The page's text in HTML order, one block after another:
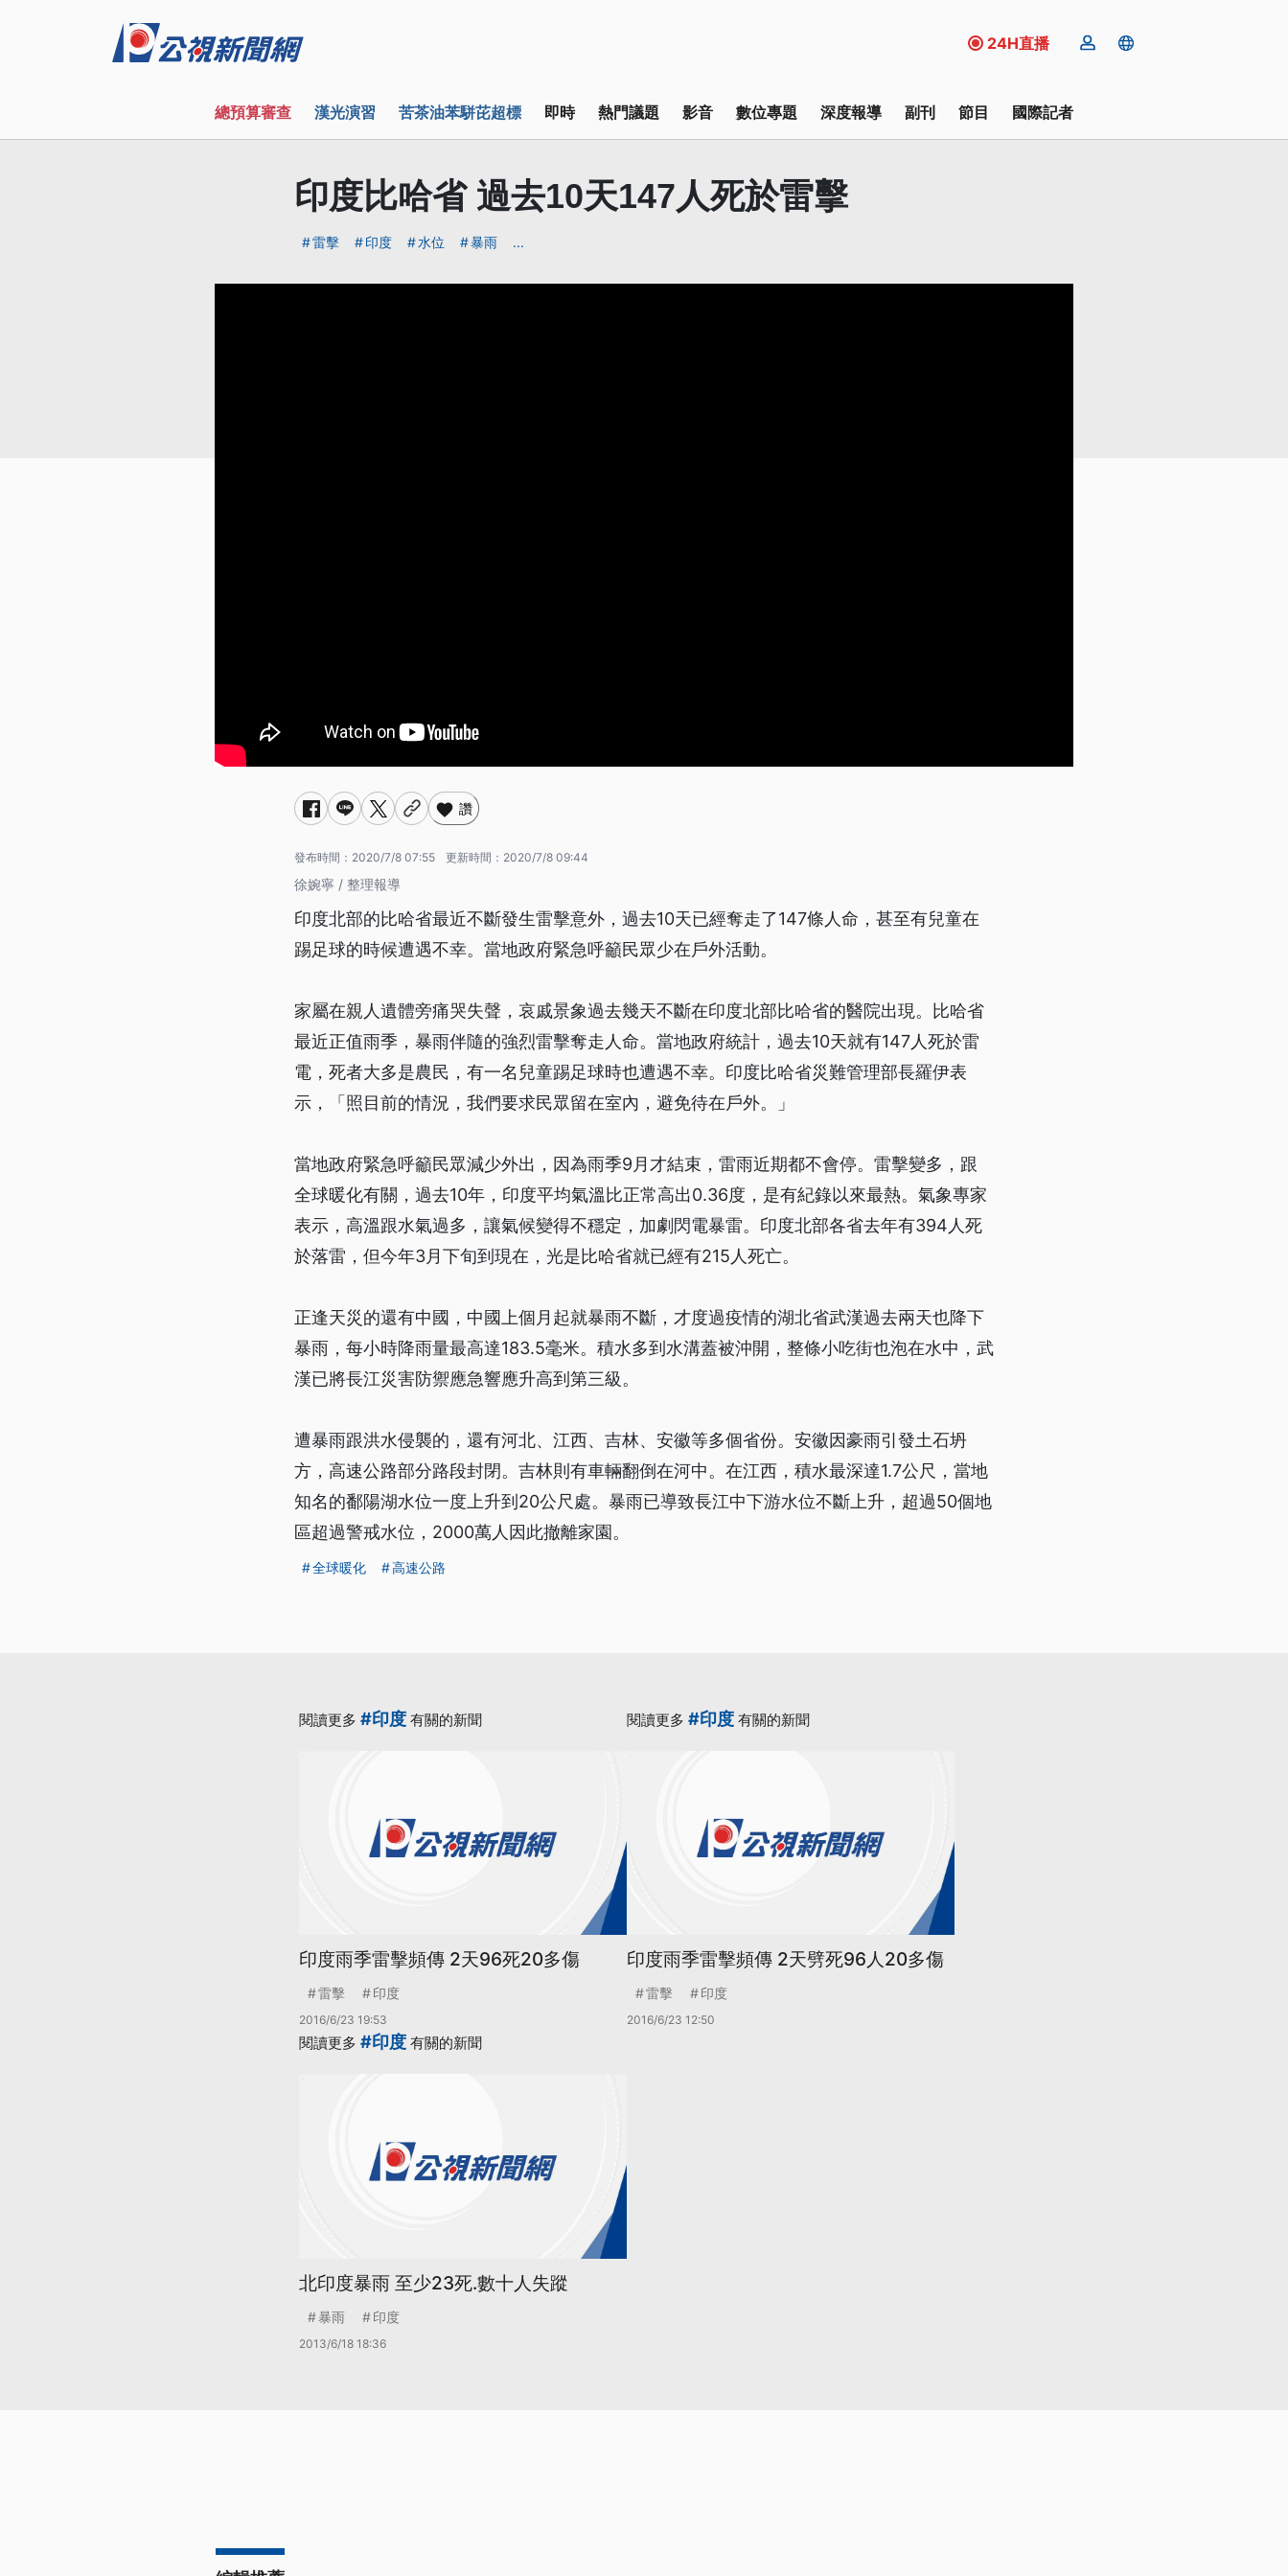
24H直播
總預算審查 漢光演習 苦茶油苯駢芘超標 即時 熱門議題 影音 數位專題 深度報導 副刊 節目 國際記者
印度比哈省 過去10天147人死於雷擊
雷擊 印度 水位 暴雨 ...
讚
發布時間： 2020/7/8 07:55 更新時間： 2020/7/8 09:44
徐婉寧 / 整理報導
印度北部的比哈省最近不斷發生雷擊意外，過去10天已經奪走了147條人命，甚至有兒童在
踢足球的時候遭遇不幸。當地政府緊急呼籲民眾少在戶外活動。
家屬在親人遺體旁痛哭失聲，哀戚景象過去幾天不斷在印度北部比哈省的醫院出現。比哈省
最近正值雨季，暴雨伴隨的強烈雷擊奪走人命。當地政府統計，過去10天就有147人死於雷
電，死者大多是農民，有一名兒童踢足球時也遭遇不幸。印度比哈省災難管理部長羅伊表
示，「照目前的情況，我們要求民眾留在室內，避免待在戶外。」
當地政府緊急呼籲民眾減少外出，因為雨季9月才結束，雷雨近期都不會停。雷擊變多，跟
全球暖化有關，過去10年，印度平均氣溫比正常高出0.36度，是有紀錄以來最熱。氣象專家
表示，高溫跟水氣過多，讓氣候變得不穩定，加劇閃電暴雷。印度北部各省去年有394人死
於落雷，但今年3月下旬到現在，光是比哈省就已經有215人死亡。
正逢天災的還有中國，中國上個月起就暴雨不斷，才度過疫情的湖北省武漢過去兩天也降下
暴雨，每小時降雨量最高達183.5毫米。積水多到水溝蓋被沖開，整條小吃街也泡在水中，武
漢已將長江災害防禦應急響應升高到第三級。
遭暴雨跟洪水侵襲的，還有河北、江西、吉林、安徽等多個省份。安徽因豪雨引發土石坍
方，高速公路部分路段封閉。吉林則有車輛翻倒在河中。在江西，積水最深達1.7公尺，當地
知名的鄱陽湖水位一度上升到20公尺處。暴雨已導致長江中下游水位不斷上升，超過50個地
區超過警戒水位，2000萬人因此撤離家園。
全球暖化 高速公路
閱讀更多 #印度 有關的新聞
印度雨季雷擊頻傳 2天96死20多傷
雷擊 印度
2016/6/23 19:53
閱讀更多 #印度 有關的新聞
印度雨季雷擊頻傳 2天劈死96人20多傷
雷擊 印度
2016/6/23 12:50
閱讀更多 #印度 有關的新聞
北印度暴雨 至少23死.數十人失蹤
暴雨 印度
2013/6/18 18:36